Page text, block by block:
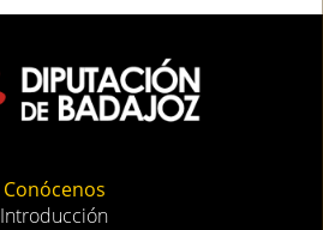
Conócenos
Introducción